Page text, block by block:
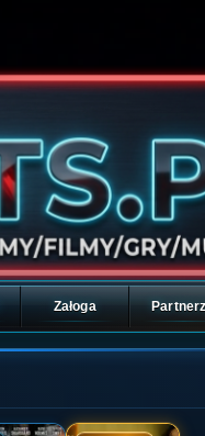
Załoga